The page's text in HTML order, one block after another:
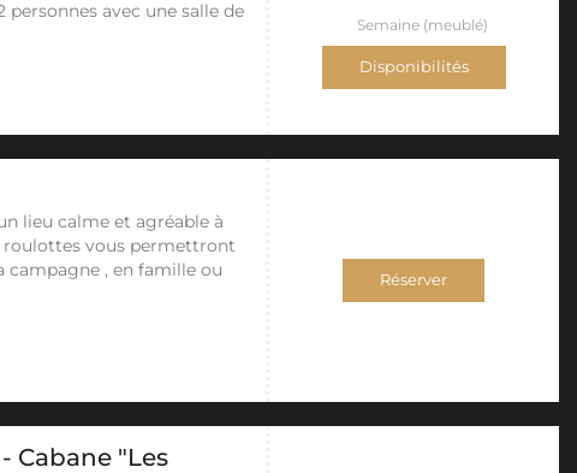
avec une salle de
Semaine (meublé)
Disponibilités
lieu calme et agréable à
roulottes vous permettront
campagne , en famille ou
Réserver
Cabane "Les